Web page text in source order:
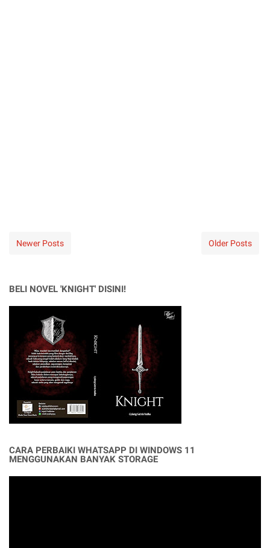
Newer Posts Older Posts
BELI NOVEL 'KNIGHT' DISINI!
CARA PERBAIKI WHATSAPP DI WINDOWS 11
MENGGUNAKAN BANYAK STORAGE